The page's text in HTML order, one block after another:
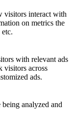
visitors interact with
on metrics the
with relevant ads
visitors across
ads.
analyzed and